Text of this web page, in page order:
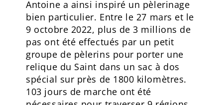
Antoine a ainsi inspiré un pèlerinage
bien particulier. Entre le 27 mars et le
9 octobre 2022, plus de 3 millions de
pas ont été effectués par un petit
groupe de pèlerins pour porter une
relique du Saint dans un sac à dos
spécial sur près de 1800 kilomètres.
103 jours de marche ont été